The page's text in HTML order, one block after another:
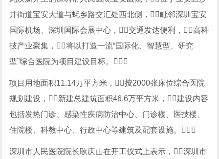
井街道宝安大道与蚝乡路交汇处西北侧，毗邻深圳宝安
国际机场、深圳国际会展中心，交通发达便利，高科
技产业聚集，将以打造一流“国际化、智慧型、研究
型”综合医院为项目建设目标。
项目用地面积11.14万平方米，按2000张床位综合医院
规划建设，新建总建筑面积46.6万平方米，建设内容
包括发热门诊、感染性疾病防治中心、门诊楼、医技楼、
住院楼、科教中心、行政中心等建筑及配套设施。
深圳市人民医院院长耿庆山在开工仪式上表示，深圳市